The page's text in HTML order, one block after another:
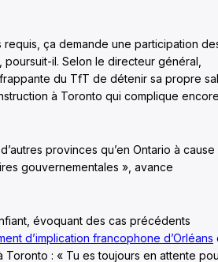
requis, ça demande une participation
il. Selon le directeur général,
du TfT de détenir sa propre
à Toronto qui complique
provinces qu’en Ontario à cause
gouvernementales », avance
évoquant des cas précédents
d’implication francophone d’Orléans
Toronto : « Tu es toujours en attente